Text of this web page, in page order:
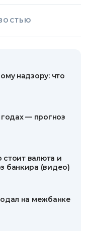
надзору: что
— прогноз
стоит валюта и
банкира (видео)
на межбанке